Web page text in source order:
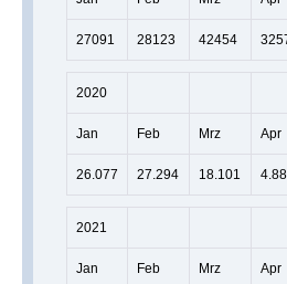
27091 28123 42454
2020
Jan Feb Mrz Apr
26.077 27.294 18.101
2021
Jan Feb Mrz Apr